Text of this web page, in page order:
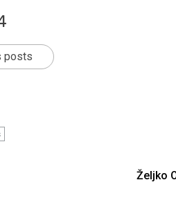
posts
Željko